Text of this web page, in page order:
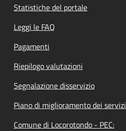
Statistiche del portale
Leggi le FAQ
Pagamenti
Riepilogo valutazioni
Segnalazione disservizio
Piano di miglioramento dei servizi
Comune di Locorotondo - PEC: